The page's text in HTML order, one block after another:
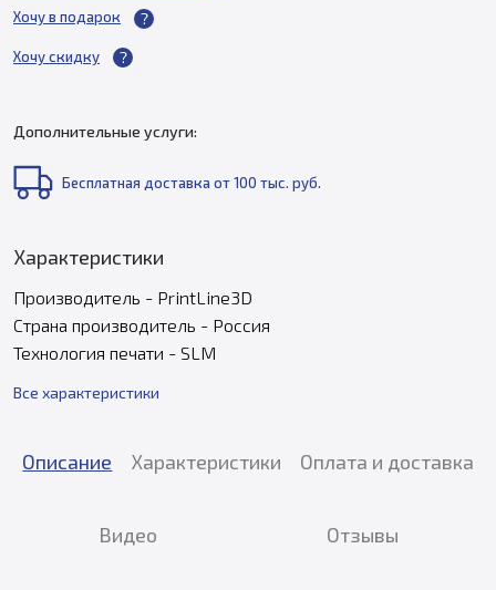
Хочу в подарок
Хочу скидку
Дополнительные услуги:
Бесплатная доставка от 100 тыс. руб.
Характеристики
Производитель - PrintLine3D
Страна производитель - Россия
Технология печати - SLM
Все характеристики
Описание Характеристики Оплата и доставка
Видео Отзывы